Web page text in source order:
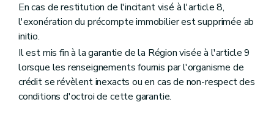
En cas de restitution de l'incitant visé à l'article 8,
l'exonération du précompte immobilier est supprimée ab
initio.
Il est mis fin à la garantie de la Région visée à l'article 9
lorsque les renseignements fournis par l'organisme de
crédit se révèlent inexacts ou en cas de non-respect des
conditions d'octroi de cette garantie.